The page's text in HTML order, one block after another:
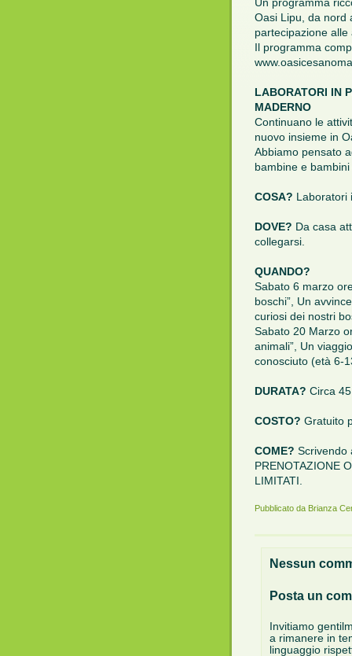
Un programma
Oasi Lipu, da nord
partecipazione
Il programma
LABORATORI IN
MADERNO
Continuano le
nuovo insieme in
Abbiamo pensato
bambine e
COSA? Laboratori
DOVE? Da casa
collegarsi.
QUANDO?
Sabato 6 marzo
boschi”, Un
curiosi dei nostri
Sabato 20 Marzo
animali”, Un
conosciuto (età 6-
DURATA? Circa
COSTO? Gratuito
COME? Scrivendo
PRENOTAZIONE
LIMITATI.
Pubblicato da Brianza
Nessun
Posta un
Invitiamo
a rimanere in
linguaggio